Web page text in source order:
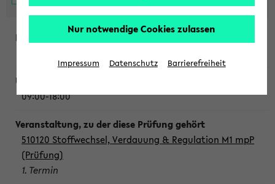
09:00-18:00
510120 Stoffwechsel, Verdauung & Regulation M1 mpP
(Prüfung)
1. Termin
Nur notwendige Cookies zulassen
Impressum Datenschutz Barrierefreiheit